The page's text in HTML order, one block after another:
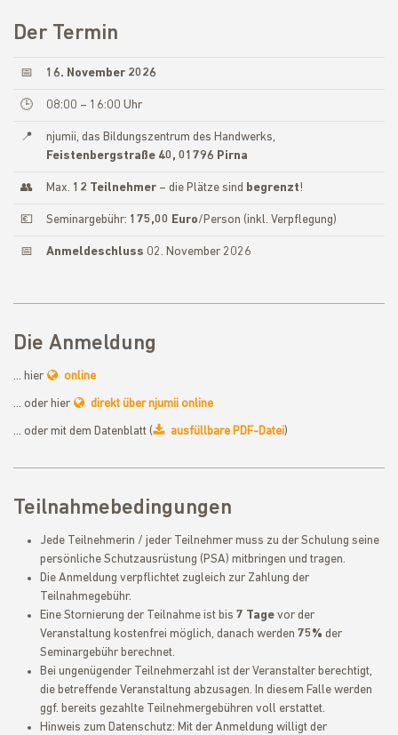
Der Termin
📅 16. November 2026
🕒 08:00 – 16:00 Uhr
📍
njumii, das Bildungszentrum des Handwerks,
Feistenbergstraße 40, 01796 Pirna
👥 Max. 12 Teilnehmer– die Plätze sind begrenzt!
💶 Seminargebühr: 175,00 Euro/Person (inkl. Verpflegung)
📅 Anmeldeschluss 02. November 2026
Die Anmeldung
… hier online
… oder hier direkt über njumii online
… oder mit dem Datenblatt ( ausfüllbare PDF-Datei)
Teilnahmebedingungen
Jede Teilnehmerin / jeder Teilnehmer muss zu der Schulung seine
persönliche Schutzausrüstung (PSA) mitbringen und tragen.
Die Anmeldung verpflichtet zugleich zur Zahlung der
Teilnahmegebühr.
Eine Stornierung der Teilnahme ist bis 7 Tage vor der
Veranstaltung kostenfrei möglich, danach werden 75% der
Seminargebühr berechnet.
Bei ungenügender Teilnehmerzahl ist der Veranstalter berechtigt,
die betreffende Veranstaltung abzusagen. In diesem Falle werden
ggf. bereits gezahlte Teilnehmergebühren voll erstattet.
Hinweis zum Datenschutz: Mit der Anmeldung willigt der